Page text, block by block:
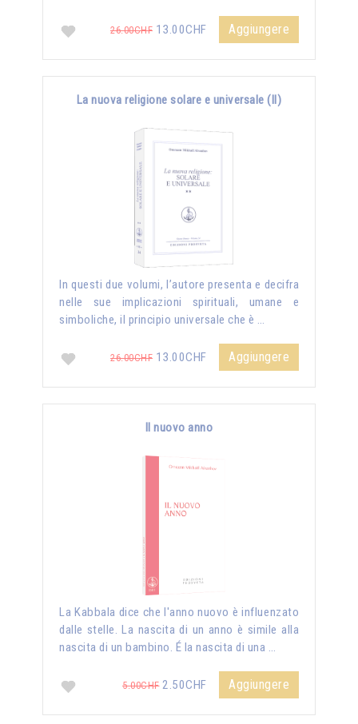
26.00CHF 13.00CHF Aggiungere
La nuova religione solare e universale (II)
In questi due volumi, l’autore presenta e decifra
nelle sue implicazioni spirituali, umane e
simboliche, il principio universale che è …
26.00CHF 13.00CHF Aggiungere
Il nuovo anno
La Kabbala dice che l'anno nuovo è influenzato
dalle stelle. La nascita di un anno è simile alla
nascita di un bambino. É la nascita di una …
5.00CHF2.50CHF Aggiungere